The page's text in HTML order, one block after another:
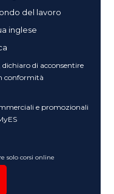
del lavoro
inglese
dichiaro di acconsentire
conformità
e promozionali
solo corsi online